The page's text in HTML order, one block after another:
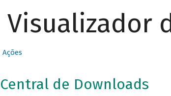
Visualizador
Ações
Central de Downloads